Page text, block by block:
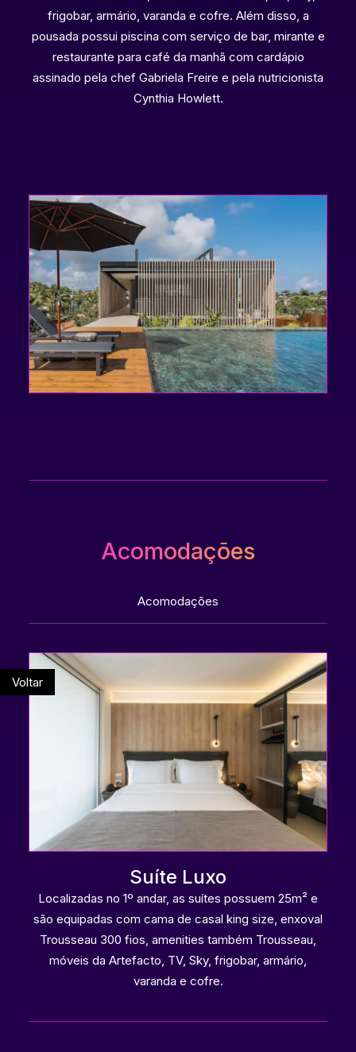
frigobar, armário, varanda e cofre. Além disso, a
pousada possui piscina com serviço de bar, mirante e
restaurante para café da manhã com cardápio
assinado pela chef Gabriela Freire e pela nutricionista
Cynthia Howlett.
Acomodações
Acomodações
Suíte Luxo
Localizadas no 1º andar, as suítes possuem 25m² e
são equipadas com cama de casal king size, enxoval
Trousseau 300 fios, amenities também Trousseau,
móveis da Artefacto, TV, Sky, frigobar, armário,
varanda e cofre.
Voltar